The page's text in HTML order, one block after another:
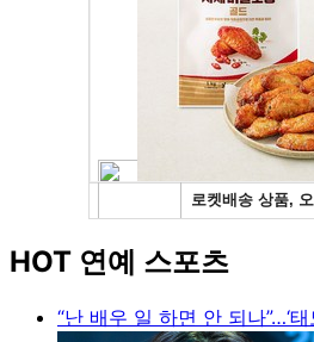
HOT 연예 스포츠
“난 배우 일 하면 안 되나”…‘